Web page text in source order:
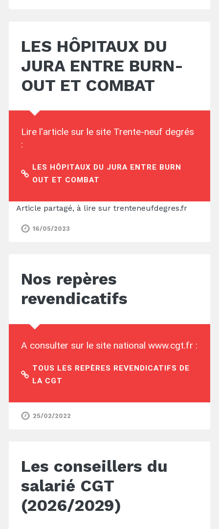
LES HÔPITAUX DU
JURA ENTRE BURN-
OUT ET COMBAT
Lire l'article sur le site Trente-neuf degrés
:
LES HÔPITAUX DU JURA ENTRE BURN
OUT ET COMBAT
Article partagé, à lire sur trenteneufdegres.fr
16/05/2023
Nos repères
revendicatifs
A consulter sur le site national www.cgt.fr :
TOUS LES REPÈRES REVENDICATIFS DE
LA CGT
25/02/2022
Les conseillers du
salarié CGT
(2026/2029)